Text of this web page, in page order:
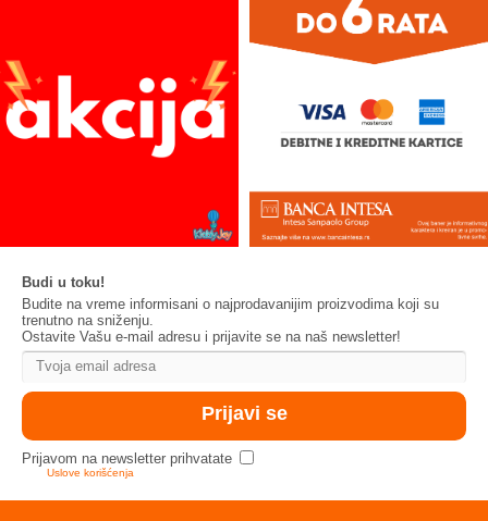
Budi u toku!
Budite na vreme informisani o najprodavanijim proizvodima koji su
trenutno na sniženju.
Ostavite Vašu e-mail adresu i prijavite se na naš newsletter!
Prijavom na newsletter prihvatate
Uslove korišćenja